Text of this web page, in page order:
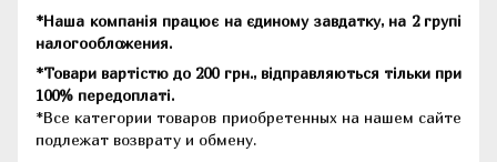
*Наша компанія працює на єдиному завдатку, на 2 групі
налогообложения.
*Товари вартістю до 200 грн., відправляються тільки при
100% передоплаті.
*Все категории товаров приобретенных на нашем сайте
подлежат возврату и обмену.